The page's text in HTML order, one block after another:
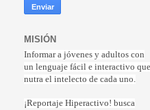
MISIÓN
Informar a jóvenes y adultos con
un lenguaje fácil e interactivo que
nutra el intelecto de cada uno.
¡Reportaje Hiperactivo! busca